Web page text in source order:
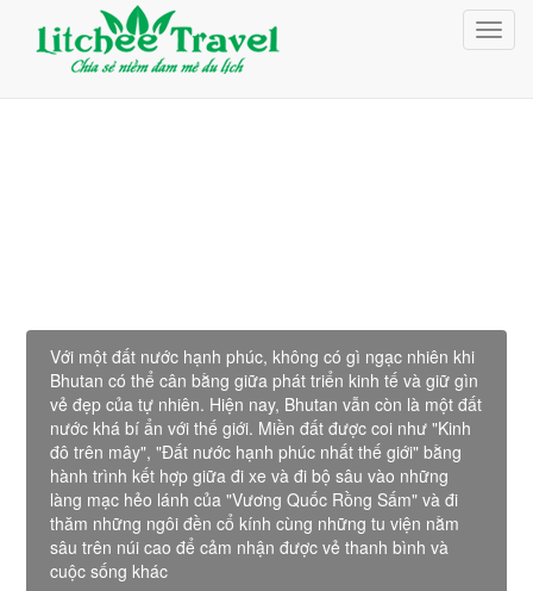
Giỏ Hàng (0)
Đăng nhập
Đăng ký
Với một đất nước hạnh phúc, không có gì ngạc nhiên khi
Bhutan có thể cân bằng giữa phát triển kinh tế và giữ gìn
vẻ đẹp của tự nhiên. Hiện nay, Bhutan vẫn còn là một đất
nước khá bí ẩn với thế giới. Miền đất được coi như "Kinh
đô trên mây", "Đất nước hạnh phúc nhất thế giới" bằng
hành trình kết hợp giữa đi xe và đi bộ sâu vào những
làng mạc hẻo lánh của "Vương Quốc Rồng Sấm" và đi
thăm những ngôi đền cổ kính cùng những tu viện nằm
sâu trên núi cao để cảm nhận được vẻ thanh bình và
cuộc sống khác